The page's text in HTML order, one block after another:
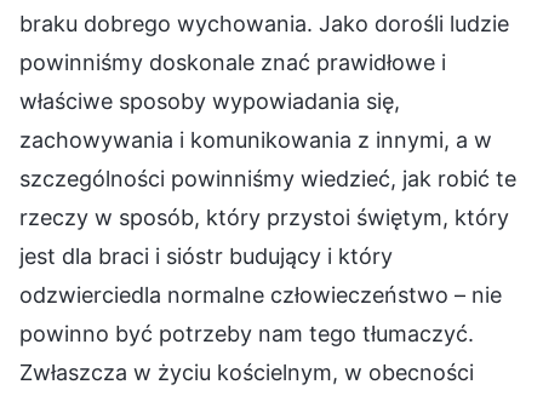
braku dobrego wychowania. Jako dorośli ludzie
powinniśmy doskonale znać prawidłowe i
właściwe sposoby wypowiadania się,
zachowywania i komunikowania z innymi, a w
szczególności powinniśmy wiedzieć, jak robić te
rzeczy w sposób, który przystoi świętym, który
jest dla braci i sióstr budujący i który
odzwierciedla normalne człowieczeństwo – nie
powinno być potrzeby nam tego tłumaczyć.
Zwłaszcza w życiu kościelnym, w obecności